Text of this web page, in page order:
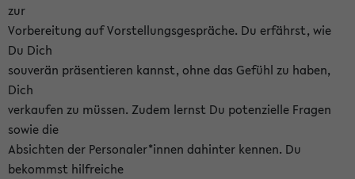
zur
Vorbereitung auf Vorstellungsgespräche. Du erfährst, wie
Du Dich
souverän präsentieren kannst, ohne das Gefühl zu haben,
Dich
verkaufen zu müssen. Zudem lernst Du potenzielle Fragen
sowie die
Absichten der Personaler*innen dahinter kennen. Du
bekommst hilfreiche